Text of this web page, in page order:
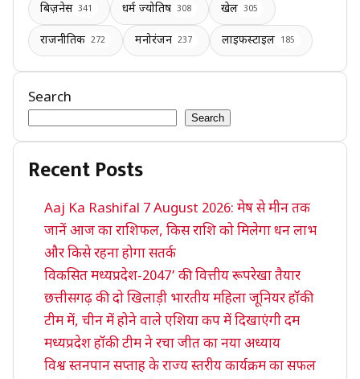
बिज़नेस 341 धर्म ज्योतिष 308 खेल 305
राजनीतिक 272 मनोरंजन 237 लाइफस्टाइल 185
Search
Search
Recent Posts
Aaj Ka Rashifal 7 August 2026: मेष से मीन तक
जानें आज का राशिफल, किस राशि को मिलेगा धन लाभ
और किसे रहना होगा सतर्क
विकसित मध्यप्रदेश-2047’ की वित्तीय रूपरेखा तैयार
छत्तीसगढ़ की दो खिलाड़ी भारतीय महिला जूनियर हॉकी
टीम में, चीन में होने वाले एशिया कप में दिखाएंगी दम
मध्यप्रदेश हॉकी टीम ने रचा जीत का नया अध्याय
विश्व स्तनपान सप्ताह के राज्य स्तरीय कार्यक्रम का सफल